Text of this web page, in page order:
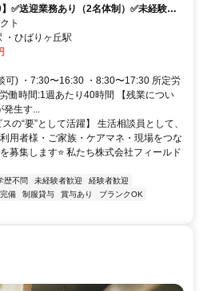
✅送迎業務あり（2名体制）✅未経験
輩伴走で安心
ト
・ひばりヶ丘駅
可) ・7:30〜16:30 ・8:30〜17:30 所定労
働時間:1週あたり40時間 【残業につい
発生す...
の“要”として活躍】 生活相談員として、
用者様・ご家族・ケアマネ・現場をつな
募集します⭐ 私たち株式会社フィールド
歴不問 未経験者歓迎
経験者歓迎
備 制服貸与 賞与あり
ブランクOK